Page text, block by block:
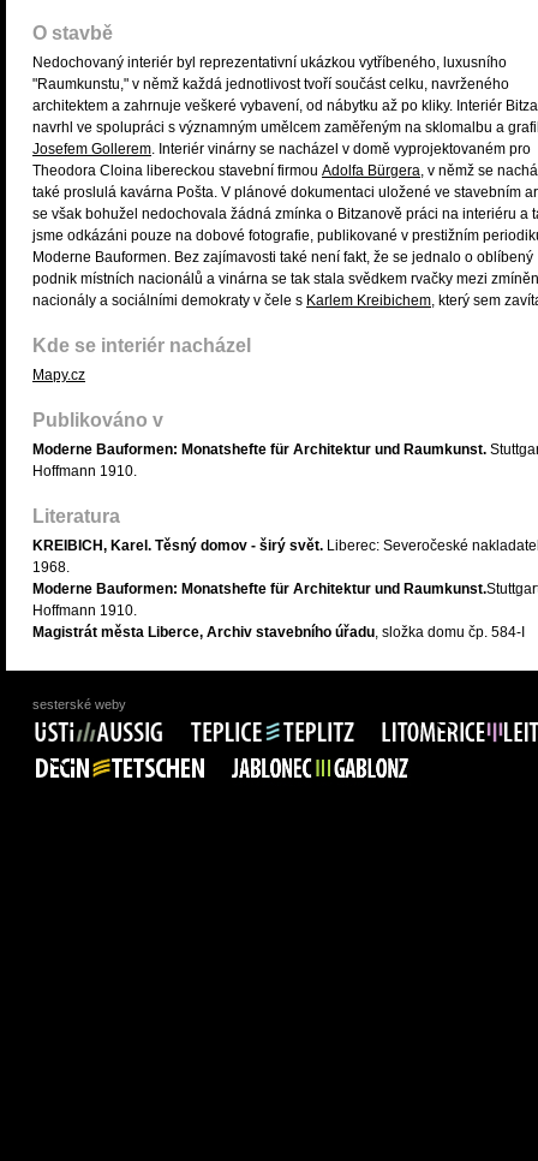
O stavbě
Nedochovaný interiér byl reprezentativní ukázkou vytříbeného, luxusního
"Raumkunstu," v němž každá jednotlivost tvoří součást celku, navrženého
architektem a zahrnuje veškeré vybavení, od nábytku až po kliky. Interiér
navrhl ve spolupráci s významným umělcem zaměřeným na sklomalbu a
Josefem Gollerem. Interiér vinárny se nacházel v domě vyprojektovaném pro
Theodora Cloina libereckou stavební firmou Adolfa Bürgera, v němž se
také proslulá kavárna Pošta. V plánové dokumentaci uložené ve stavebním
se však bohužel nedochovala žádná zmínka o Bitzanově práci na interiéru a
jsme odkázáni pouze na dobové fotografie, publikované v prestižním
Moderne Bauformen. Bez zajímavosti také není fakt, že se jednalo o oblíbený
podnik místních nacionálů a vinárna se tak stala svědkem rvačky mezi
nacionály a sociálními demokraty v čele s Karlem Kreibichem, který sem
Kde se interiér nacházel
Mapy.cz
Publikováno v
Moderne Bauformen: Monatshefte für Architektur und Raumkunst.
Hoffmann 1910.
Literatura
KREIBICH, Karel. Těsný domov - širý svět. Liberec: Severočeské
1968.
Moderne Bauformen: Monatshefte für Architektur und Raumkunst.
Hoffmann 1910.
Magistrát města Liberce, Archiv stavebního úřadu, složka domu čp. 584-I
sesterské weby